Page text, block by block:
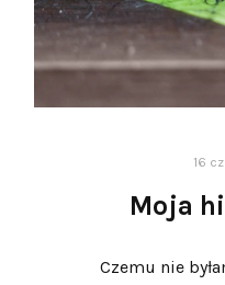
16
Moja
Czemu nie